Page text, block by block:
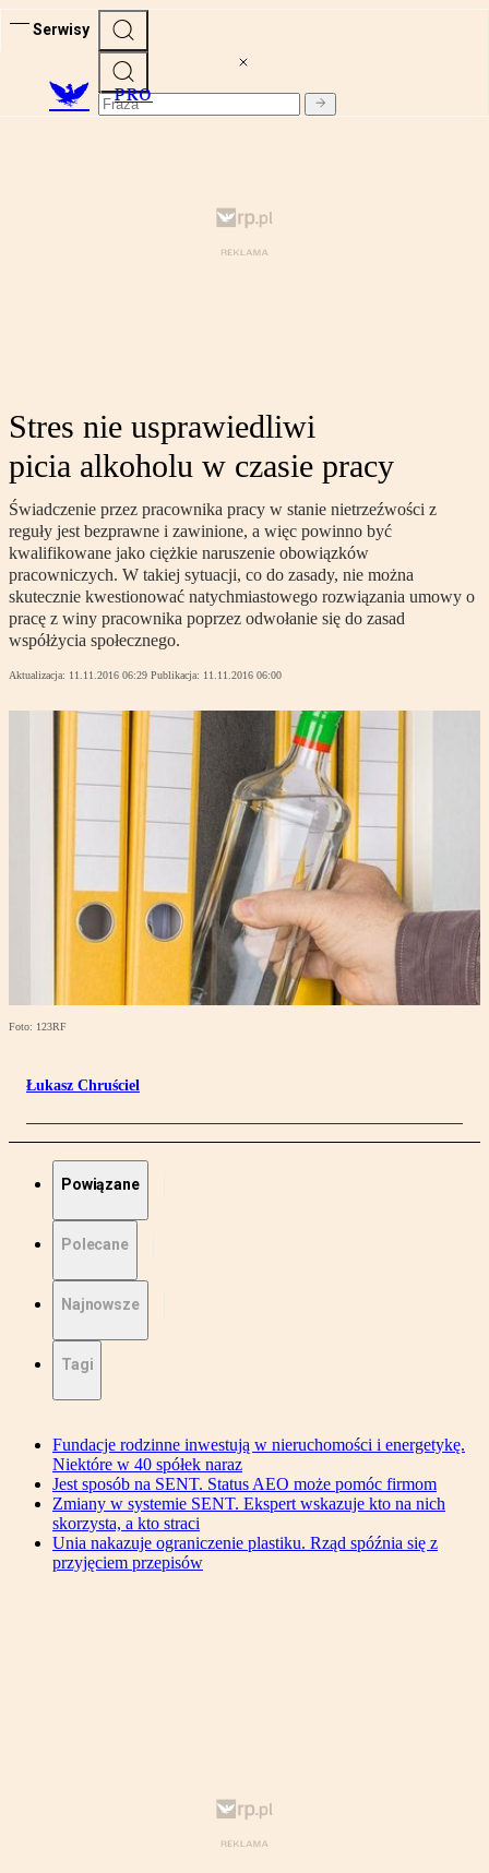
Serwisy
PRO
Stres nie usprawiedliwi
picia alkoholu w czasie pracy
Świadczenie przez pracownika pracy w stanie nietrzeźwości z
reguły jest bezprawne i zawinione, a więc powinno być
kwalifikowane jako ciężkie naruszenie obowiązków
pracowniczych. W takiej sytuacji, co do zasady, nie można
skutecznie kwestionować natychmiastowego rozwiązania umowy o
pracę z winy pracownika poprzez odwołanie się do zasad
współżycia społecznego.
Aktualizacja: 11.11.2016 06:29 Publikacja: 11.11.2016 06:00
Foto: 123RF
Łukasz Chruściel
Powiązane
Polecane
Najnowsze
Tagi
Fundacje rodzinne inwestują w nieruchomości i energetykę.
Niektóre w 40 spółek naraz
Jest sposób na SENT. Status AEO może pomóc firmom
Zmiany w systemie SENT. Ekspert wskazuje kto na nich
skorzysta, a kto straci
Unia nakazuje ograniczenie plastiku. Rząd spóźnia się z
przyjęciem przepisów